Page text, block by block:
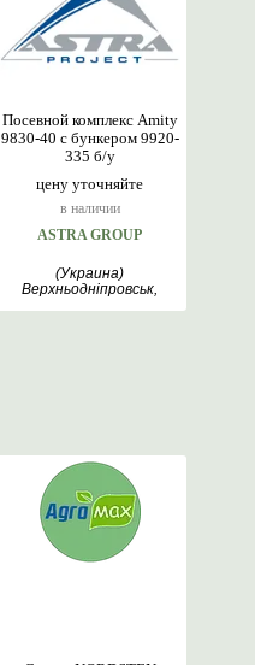
цену уточняйте
в наличии
Посевной комплекс Аmity
9830-40 с бункером 9920-
335 б/у
ASTRA GROUP
(Украина)
Верхньодніпровськ,